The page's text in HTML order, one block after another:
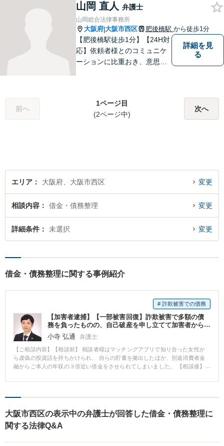
で、皆様の抱えるお困りごと
を解決へとスピーディに導き
ます。
山岡 直人 弁護士
山岡総合法律事務所
大阪府|大阪市西区 肥後橋駅 から徒歩1分
【肥後橋駅徒歩1分】【24H対
応】依頼者様とのコミュニケ
ーションに比重おき、意思疎
事案にも対応いたします。
【初回無料相談】
詳細を見
る
前へ
1ページ目
(2ページ中)
次へ
エリア 大阪府、大阪市西区 変更
相談内容 借金・債務整理 変更
詳細条件 未選択 変更
借金・債務整理に関する事例紹介
# 詐欺被害での債務
【加害者逮捕】【一部被害回復】詐欺被害で多額の債
務を負ったものの、自己破産を申し立てて加害者から
一部被害弁償を受けるなどして免責された事例
小寺 弘通 弁護士
【ご相談内容】【相談前】 相談者様はマッチングアプリで知り合った女性か
ら虚偽の投資話を持ちかけられ、 自らの貯蓄を拠出したほか、別途消費者金
融からご本人の年収の３倍近い借金をさせられてしまいました。 【相談後】
を考えるほどの精神状態でした。 ご家族経由で当職に相談いただき、加害者
産を申し立てることとしました。 その後、自己破産が認められたものの、裁
判所が選任した破産管財人からは、 破産申立の直前に多額の借金をしている
ことから、相談者様自身が詐欺グループと共謀して破産申し立てをしたので
情報提供を行うなどしたことから犯人特定に繋がり、犯人グループ全員が逮
大阪市西区の表示中の弁護士が回答した借金・債務整理に
関する法律Q&A